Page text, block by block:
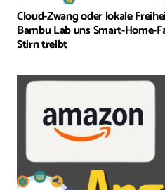
Cloud-Zwang oder lokale
Bambu Lab uns Smart-Home-
Stirn treibt